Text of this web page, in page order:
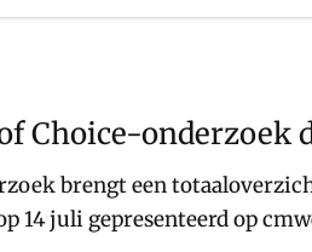
Choice-onderzoek
brengt een
14 juli gepresenteerd op